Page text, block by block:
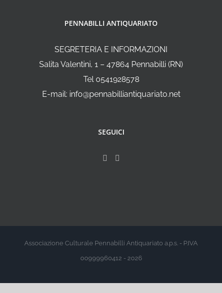
PENNABILLI ANTIQUARIATO
SEGRETERIA E INFORMAZIONI
Salita Valentini, 1 – 47864 Pennabilli (RN)
Tel 0541928578
E-mail: info@pennabilliantiquariato.net
SEGUICI
Associazione Culturale Pennabilli Antiquariato a.p.s. - P.IVA
00999960412 - 2026